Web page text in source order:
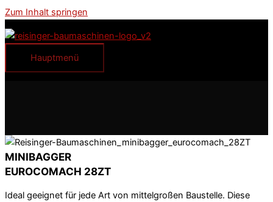
Zum Inhalt springen
Hauptmenü
MINIBAGGER
EUROCOMACH 28ZT
Ideal geeignet für jede Art von mittelgroßen Baustelle. Diese